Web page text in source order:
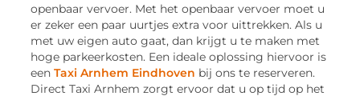
openbaar vervoer. Met het openbaar vervoer moet u
er zeker een paar uurtjes extra voor uittrekken. Als u
met uw eigen auto gaat, dan krijgt u te maken met
hoge parkeerkosten. Een ideale oplossing hiervoor is
eenTaxi Arnhem Eindhoven bij ons te reserveren.
Direct Taxi Arnhem zorgt ervoor dat u op tijd op het